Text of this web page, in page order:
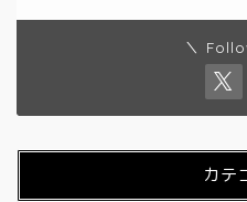
＼
カテ